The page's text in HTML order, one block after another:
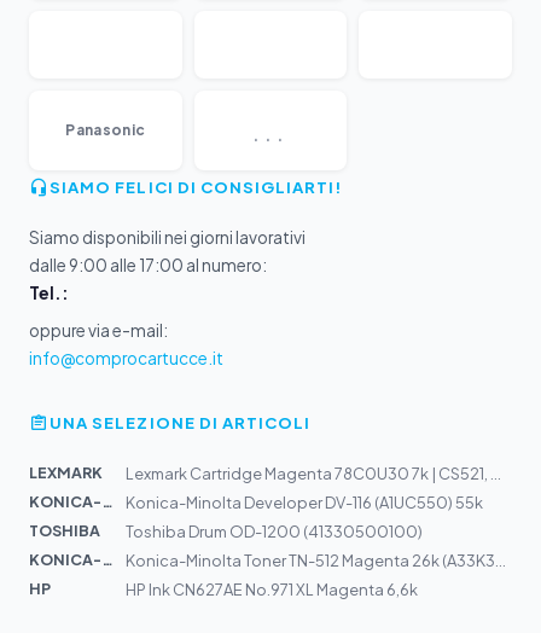
Panasonic ...
SIAMO FELICI DI CONSIGLIARTI!
Siamo disponibili nei giorni lavorativi
dalle 9:00 alle 17:00 al numero:
Tel.:
oppure via e-mail:
info@comprocartucce.it
UNA SELEZIONE DI ARTICOLI
LEXMARK
Lexmark Cartridge Magenta 78C0U30 7k | CS521, CX622, CX...
KONICA-MIN...
Konica-Minolta Developer DV-116 (A1UC550) 55k
TOSHIBA
Toshiba Drum OD-1200 (41330500100)
KONICA-MIN...
Konica-Minolta Toner TN-512 Magenta 26k (A33K352)
HP
HP Ink CN627AE No.971 XL Magenta 6,6k